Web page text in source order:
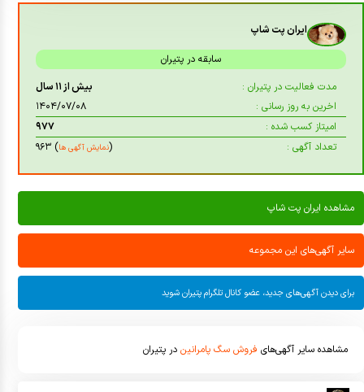
ایران پت شاپ
سابقه در پتیران
مدت فعالیت در پتیران :
بیش از ۱۱ سال
اخرین به روز رسانی :
۱۴۰۴/۰۷/۰۸
امیتاز کسب شده :
۹۷۷
تعداد آگهی :
(نمایش آگهی ها) ۹۶۳
مشاهده ایران پت شاپ
سایر آگهی‌های این مجموعه
برای دیدن آگهی‌های جدید، عضو کانال تلگرام پتیران شوید
مشاهده سایر آگهی‌های فروش سگ پامرانین در پتیران